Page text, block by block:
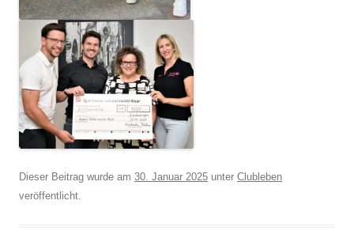
Dieser Beitrag wurde am 30. Januar 2025 unter Clubleben
veröffentlicht.